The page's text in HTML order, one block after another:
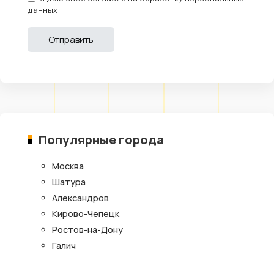
данных
Популярные города
Москва
Шатура
Александров
Кирово-Чепецк
Ростов-на-Дону
Галич